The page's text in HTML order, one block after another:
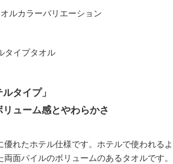
ルタイプ」
ューム感とやわらかさ
れたホテル仕様です。ホテルで使われるよ
面パイルのボリュームのあるタオルです。